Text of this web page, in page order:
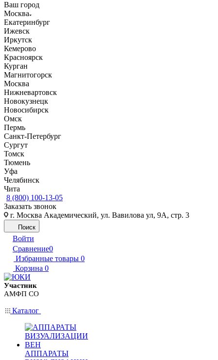
Ваш город
Москва
Екатеринбург
Ижевск
Иркутск
Кемерово
Красноярск
Курган
Магнитогорск
Москва
Нижневартовск
Новокузнецк
Новосибирск
Омск
Пермь
Санкт-Петербург
Сургут
Томск
Тюмень
Уфа
Челябинск
Чита
8 (800) 100-13-05
Заказать звонок
г. Москва Академический, ул. Вавилова ул, 9А, стр. 3
Поиск
Войти
Сравнение0
Избранные товары 0
Корзина 0
Участник
АМФП СО
Каталог
АППАРАТЫ